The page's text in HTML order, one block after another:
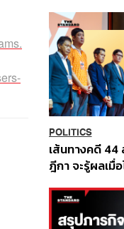
POLITICS
เส้นทางคดี 44
ฎีกา จะรู้ผลเมื่อ